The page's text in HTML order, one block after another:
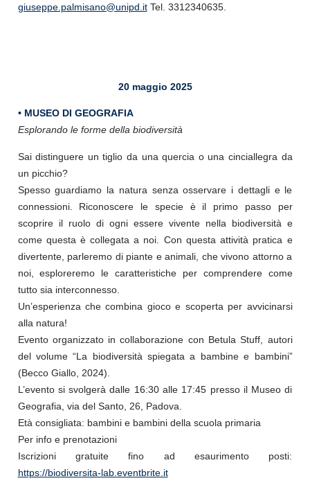
giuseppe.palmisano@unipd.itTel. 3312340635.
20 maggio 2025
• MUSEO DI GEOGRAFIA
Esplorando le forme della biodiversità
Sai distinguere un tiglio da una quercia o una cinciallegra da
un picchio?
Spesso guardiamo la natura senza osservare i dettagli e le
connessioni. Riconoscere le specie è il primo passo per
scoprire il ruolo di ogni essere vivente nella biodiversità e
come questa è collegata a noi. Con questa attività pratica e
divertente, parleremo di piante e animali, che vivono attorno a
noi, esploreremo le caratteristiche per comprendere come
tutto sia interconnesso.
Un’esperienza che combina gioco e scoperta per avvicinarsi
alla natura!
Evento organizzato in collaborazione con Betula Stuff, autori
del volume “La biodiversità spiegata a bambine e bambini”
(Becco Giallo, 2024).
L’evento si svolgerà dalle 16:30 alle 17:45 presso il Museo di
Geografia, via del Santo, 26, Padova.
Età consigliata: bambini e bambini della scuola primaria
Per info e prenotazioni
Iscrizioni gratuite fino ad esaurimento posti:
https://biodiversita-lab.eventbrite.it